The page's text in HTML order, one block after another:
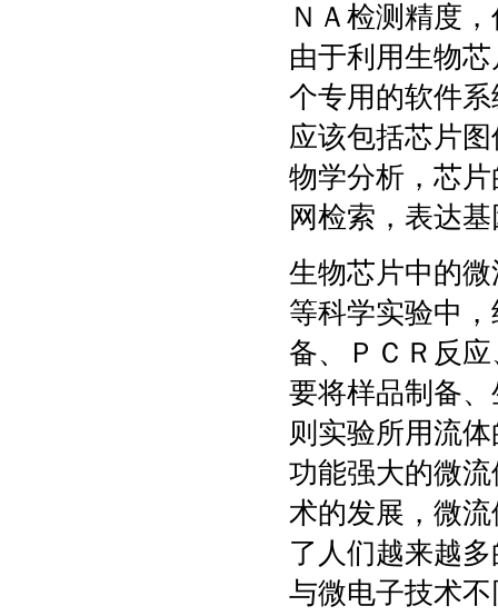
ＮＡ检测精度
由于利用生物
个专用的软件
应该包括芯片
物学分析，芯
网检索，表达
生物芯片中的
等科学实验中
备、ＰＣＲ反
要将样品制备
则实验所用流
功能强大的微
术的发展，微
了人们越来越
与微电子技术